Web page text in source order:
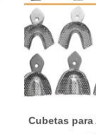
Cubetas